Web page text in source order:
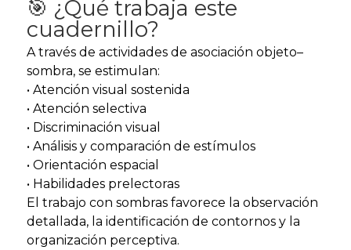
🎯 ¿Qué trabaja este
cuadernillo?
A través de actividades de asociación objeto–
sombra, se estimulan:
• Atención visual sostenida
• Atención selectiva
• Discriminación visual
• Análisis y comparación de estímulos
• Orientación espacial
• Habilidades prelectoras
El trabajo con sombras favorece la observación
detallada, la identificación de contornos y la
organización perceptiva.